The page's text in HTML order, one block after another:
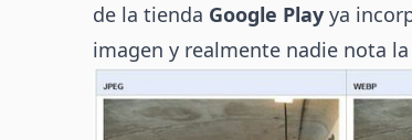
de la tienda Google Play ya
imagen y realmente nadie nota